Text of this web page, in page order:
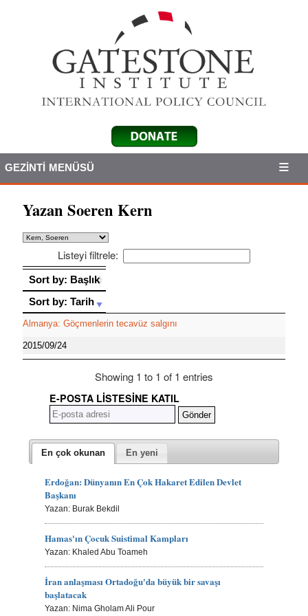
GEZINTI MENÜSÜ
Yazan Soeren Kern
Listeyi filtrele:
Sort by: Başlık
Sort by: Tarih
Almanya: Göçmenlerin tecavüz salgını
2015/09/24
Showing 1 to 1 of 1 entries
E-POSTA LISTESINE KATIL
En çok okunan En yeni
Erdoğan: Dünyanın En Çok Hakaret Edilen Devlet
Başkanı
Yazan: Burak Bekdil
Hamas'ın Çocuk Suistimal Kampları
Yazan: Khaled Abu Toameh
İran anlaşması Ortadoğu'da büyük bir savaşı
başlatacak
Yazan: Nima Gholam Ali Pour
Sort by: Başlık
Sort by: Tarih